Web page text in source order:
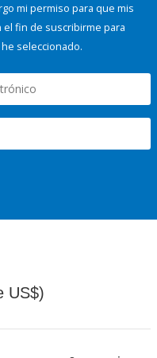
mi permiso para que mis
fin de suscribirme para
seleccionado.
US$)